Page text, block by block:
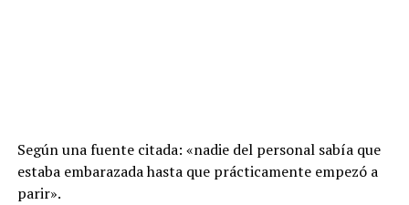
Según una fuente citada: «nadie del personal sabía que
estaba embarazada hasta que prácticamente empezó a
parir».